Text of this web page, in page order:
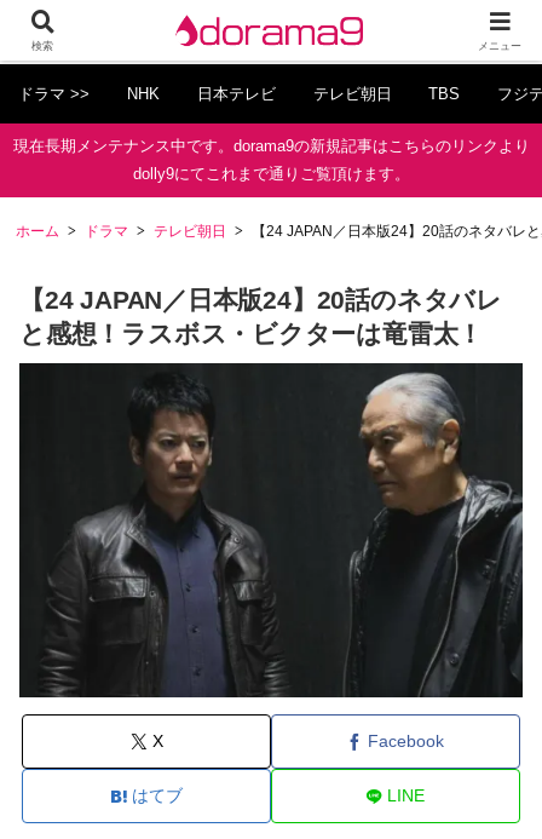
ドラマ >> NHK 日本テレビ テレビ朝日 TBS フジ
現在長期メンテナンス中です。dorama9の新規記事はこちらのリンクより
dolly9にてこれまで通りご覧頂けます。
ホーム ドラマ テレビ朝日 【24 JAPAN／日本版24】20話のネタバレ
【24 JAPAN／日本版24】20話のネタバレ
と感想！ラスボス・ビクターは竜雷太！
X Facebook
はてブ LINE
検索 メニュー